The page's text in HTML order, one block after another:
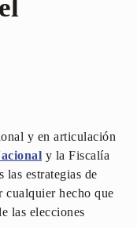
y en articulación
y la Fiscalía
estrategias de
cualquier hecho que
las elecciones